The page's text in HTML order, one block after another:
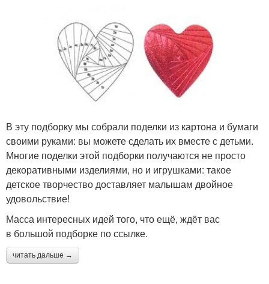
В эту подборку мы собрали поделки из картона и бумаги
своими руками: вы можете сделать их вместе с детьми.
Многие поделки этой подборки получаются не просто
декоративными изделиями, но и игрушками: такое
детское творчество доставляет малышам двойное
удовольствие!
Масса интересных идей того, что ещё, ждёт вас
в большой подборке по ссылке.
читать дальше →